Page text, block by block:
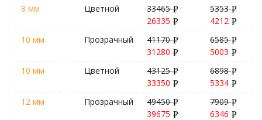
8 мм
Цветной
33465
26335
5353
4212
10 мм
Прозрачный
41170
31280
6585
5003
10 мм
Цветной
43125
33350
6898
5334
12 мм
Прозрачный
49450
39675
7909
6346